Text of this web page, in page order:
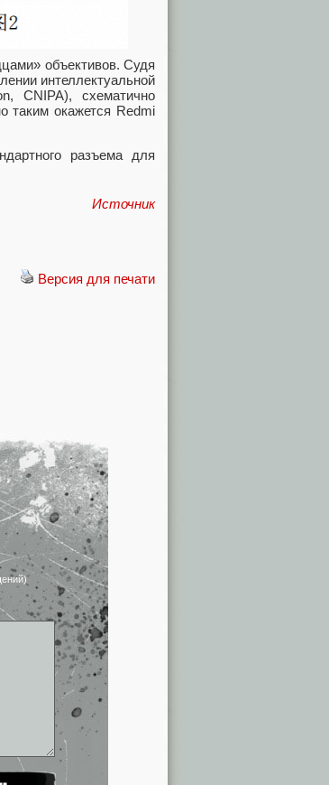
объективов. Судя
интеллектуальной
CNIPA), схематично
таким окажется Redmi
разъема для
Источник
Версия для печати